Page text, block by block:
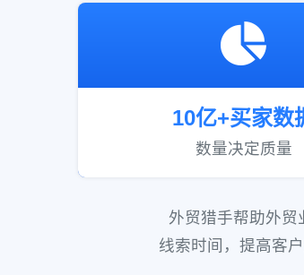
10亿+买家数
数量决定质量
外贸猎手帮助外
线索时间，提高客